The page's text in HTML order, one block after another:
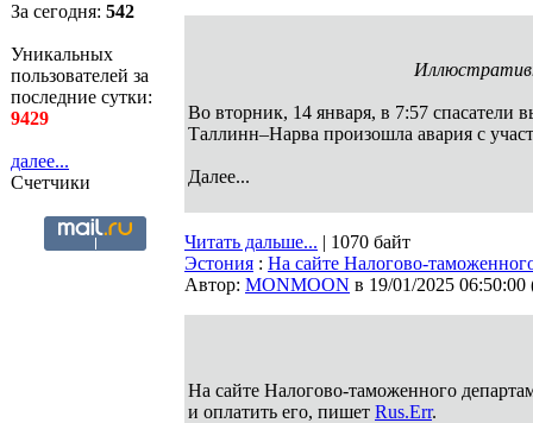
За сегодня: 542
Уникальных
пользователей за
последние сутки:
9429
далее...
Счетчики
Во вторник, 14 января, в 7:57 спасатели
Таллинн–Нарва произошла авария с
Далее...
Читать дальше... | 1070 байт
Эстония : На сайте Налогово-
Автор: MONMOON в 19/01/2025 06:50:00
На сайте Налогово-таможенного
и оплатить его, пишет Rus.Err.